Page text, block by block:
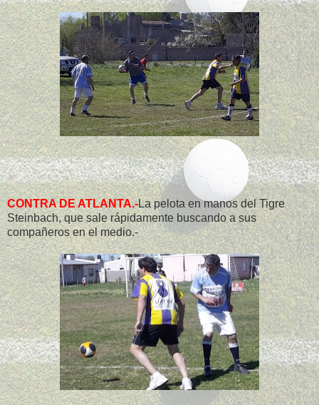
CONTRA DE ATLANTA.-La pelota en manos del Tigre
Steinbach, que sale rápidamente buscando a sus
compañeros en el medio.-